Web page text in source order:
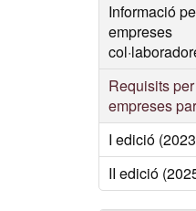
Informació
empreses
Requisits
empreses
I edició
II edició